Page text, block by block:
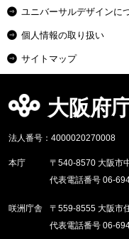
ユニバーサルデザインに
個人情報の取り扱い
サイトマップ
大阪府
法人番号：4000020270008
本庁
〒540-8570 大阪市
代表電話番号 06-
咲洲庁舎
〒559-8555 大阪市
代表電話番号 06-